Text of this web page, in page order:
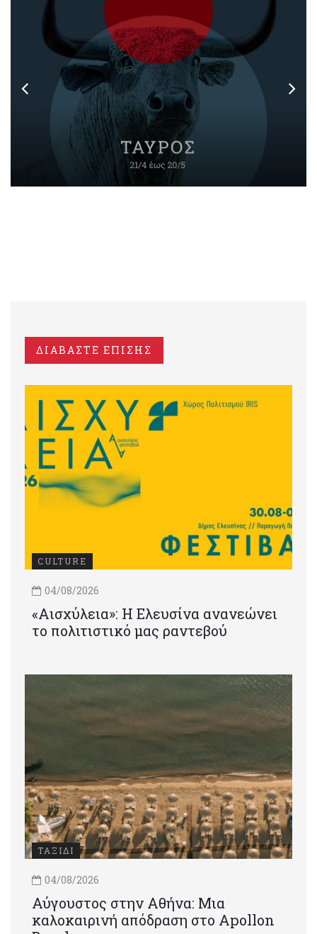
ΔΙΑΒΑΣΤΕ ΕΠΙΣΗΣ
CULTURE
04/08/2026
«Αισχύλεια»: Η Ελευσίνα ανανεώνει
το πολιτιστικό μας ραντεβού
ΤΑΞΙΔΙ
04/08/2026
Αύγουστος στην Αθήνα: Μια
καλοκαιρινή απόδραση στο Apollon